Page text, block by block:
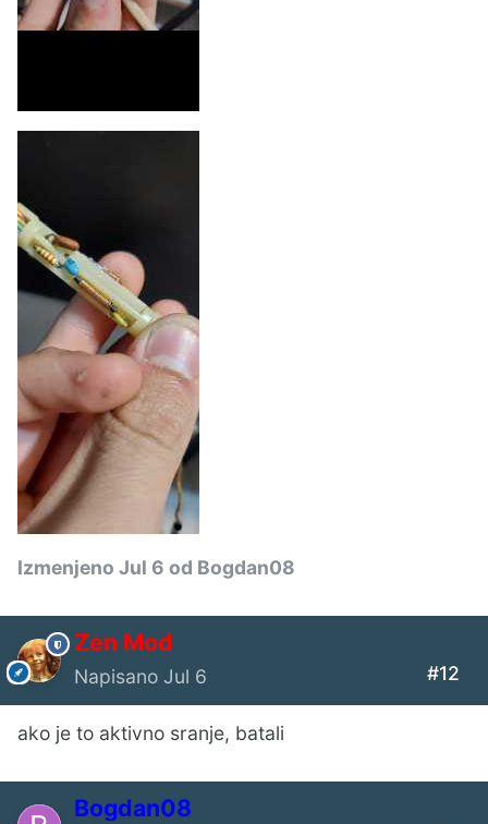
Izmenjeno Jul 6 od Bogdan08
Zen Mod
Napisano Jul 6 #12
ako je to aktivno sranje, batali
Bogdan08